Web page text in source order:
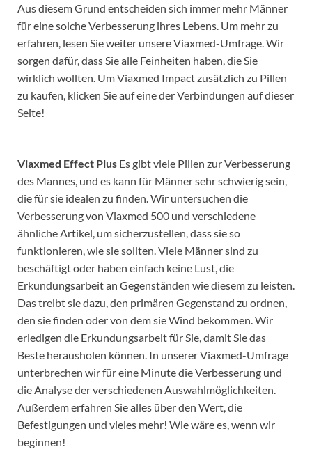
Aus diesem Grund entscheiden sich immer mehr Männer
für eine solche Verbesserung ihres Lebens. Um mehr zu
erfahren, lesen Sie weiter unsere Viaxmed-Umfrage. Wir
sorgen dafür, dass Sie alle Feinheiten haben, die Sie
wirklich wollten. Um Viaxmed Impact zusätzlich zu Pillen
zu kaufen, klicken Sie auf eine der Verbindungen auf dieser
Seite!
Viaxmed Effect Plus Es gibt viele Pillen zur Verbesserung
des Mannes, und es kann für Männer sehr schwierig sein,
die für sie idealen zu finden. Wir untersuchen die
Verbesserung von Viaxmed 500 und verschiedene
ähnliche Artikel, um sicherzustellen, dass sie so
funktionieren, wie sie sollten. Viele Männer sind zu
beschäftigt oder haben einfach keine Lust, die
Erkundungsarbeit an Gegenständen wie diesem zu leisten.
Das treibt sie dazu, den primären Gegenstand zu ordnen,
den sie finden oder von dem sie Wind bekommen. Wir
erledigen die Erkundungsarbeit für Sie, damit Sie das
Beste herausholen können. In unserer Viaxmed-Umfrage
unterbrechen wir für eine Minute die Verbesserung und
die Analyse der verschiedenen Auswahlmöglichkeiten.
Außerdem erfahren Sie alles über den Wert, die
Befestigungen und vieles mehr! Wie wäre es, wenn wir
beginnen!